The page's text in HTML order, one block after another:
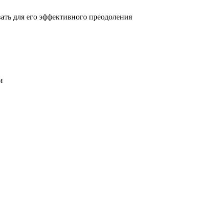
для его эффективного преодоления